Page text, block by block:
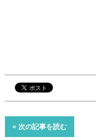
« 次の記事を読む